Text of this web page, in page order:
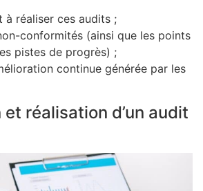
à réaliser ces audits ;
conformités (ainsi que les points
pistes de progrès) ;
continue générée par les
réalisation d’un audit